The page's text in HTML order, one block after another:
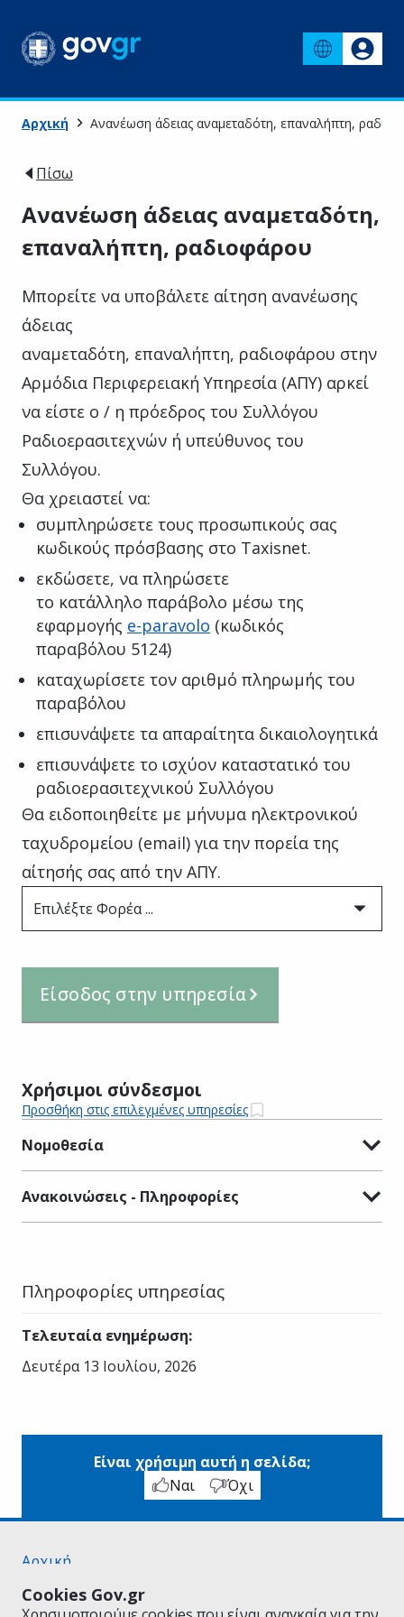
Cookies Gov.gr
Αρχική Ανανέωση άδειας αναμεταδότη, επαναλήπτη,
Πίσω
Ανανέωση άδειας αναμεταδότη,
επαναλήπτη, ραδιοφάρου
Μπορείτε να υποβάλετε αίτηση ανανέωσης
άδειας
αναμεταδότη, επαναλήπτη, ραδιοφάρου στην
Αρμόδια Περιφερειακή Υπηρεσία (ΑΠΥ) αρκεί
να είστε ο / η πρόεδρος του Συλλόγου
Ραδιοερασιτεχνών ή υπεύθυνος του
Συλλόγου.
Θα χρειαστεί να:
συμπληρώσετε τους προσωπικούς σας
κωδικούς πρόσβασης στο Taxisnet.
εκδώσετε, να πληρώσετε
το κατάλληλο παράβολο μέσω της
εφαρμογής e-paravolo (κωδικός
παραβόλου 5124)
καταχωρίσετε τον αριθμό πληρωμής του
παραβόλου
επισυνάψετε τα απαραίτητα δικαιολογητικά
επισυνάψετε το ισχύον καταστατικό του
ραδιοερασιτεχνικού Συλλόγου
Θα ειδοποιηθείτε με μήνυμα ηλεκτρονικού
ταχυδρομείου (email) για την πορεία της
αίτησής σας από την ΑΠΥ.
Επιλέξτε Φορέα ...
Είσοδος στην υπηρεσία
Χρήσιμοι σύνδεσμοι
Προσθήκη στις επιλεγμένες υπηρεσίες
Νομοθεσία
Ανακοινώσεις - Πληροφορίες
Πληροφορίες υπηρεσίας
Τελευταία ενημέρωση:
Δευτέρα 13 Ιουλίου, 2026
Είναι χρήσιμη αυτή η σελίδα;
Ναι
Όχι
Αρχική
Όροι Χρήσης